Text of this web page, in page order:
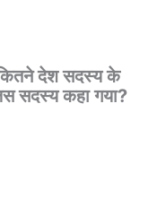
देश सदस्य के
सदस्य कहा गया?